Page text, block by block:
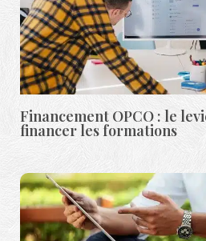
Financement OPCO : le
financer les formations